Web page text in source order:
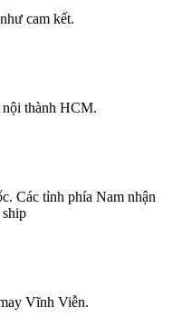
cam kết.
nội thành HCM.
Các tỉnh phía Nam nhận
Vĩnh Viễn.